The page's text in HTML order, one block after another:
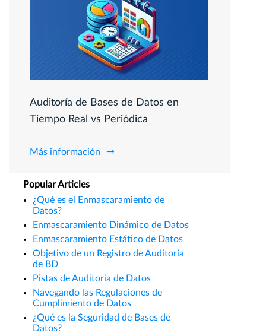
Auditoría de Bases de Datos en
Tiempo Real vs Periódica
Más información
Popular Articles
¿Qué es el Enmascaramiento de
Datos?
Enmascaramiento Dinámico de Datos
Enmascaramiento Estático de Datos
Objetivo de un Registro de Auditoría
de BD
Pistas de Auditoría de Datos
Navegando las Regulaciones de
Cumplimiento de Datos
¿Qué es la Seguridad de Bases de
Datos?